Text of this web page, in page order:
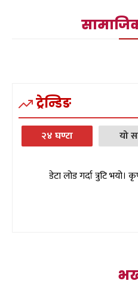
ट्रेन्डिङ
२४ घण्टा यो
डेटा लोड गर्दा त्रुटि भयो।